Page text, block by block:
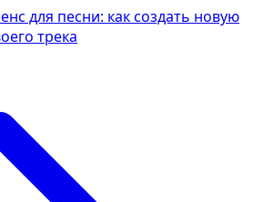
для песни: как создать новую
трека